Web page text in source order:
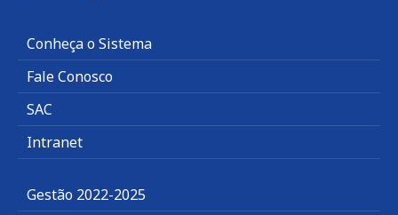
Conheça o Sistema
Fale Conosco
SAC
Intranet
Gestão 2022-2025